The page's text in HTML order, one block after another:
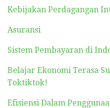
Kebijakan Perdagangan
Asuransi
Sistem Pembayaran di
Belajar Ekonomi Terasa
Toktiktok!
Efisiensi Dalam